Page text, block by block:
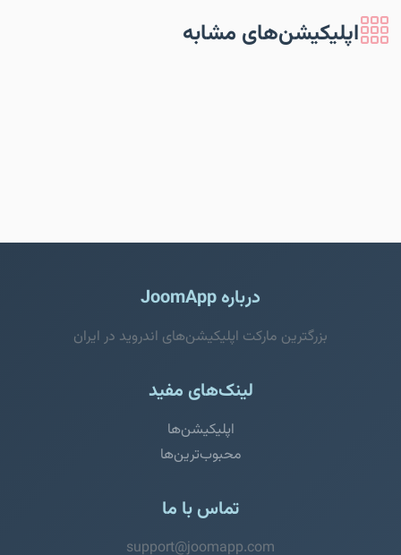
اپلیکیشن‌های مشابه
درباره JoomApp
بزرگترین مارکت اپلیکیشن‌های اندروید در ایران
لینک‌های مفید
اپلیکیشن‌ها
محبوب‌ترین‌ها
تماس با ما
support@joomapp.com